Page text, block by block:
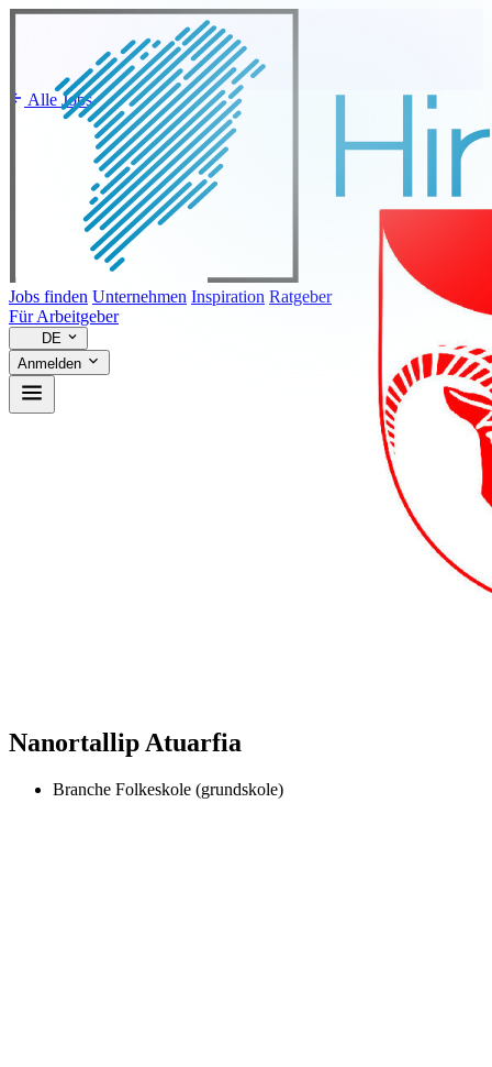
Jobs finden Unternehmen Inspiration Ratgeber
Für Arbeitgeber
DE
Anmelden
Alle Jobs
Nanortallip Atuarfia
Branche Folkeskole (grundskole)